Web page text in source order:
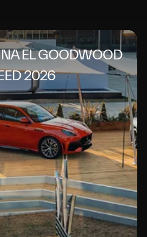
EL GOODWOOD
2026